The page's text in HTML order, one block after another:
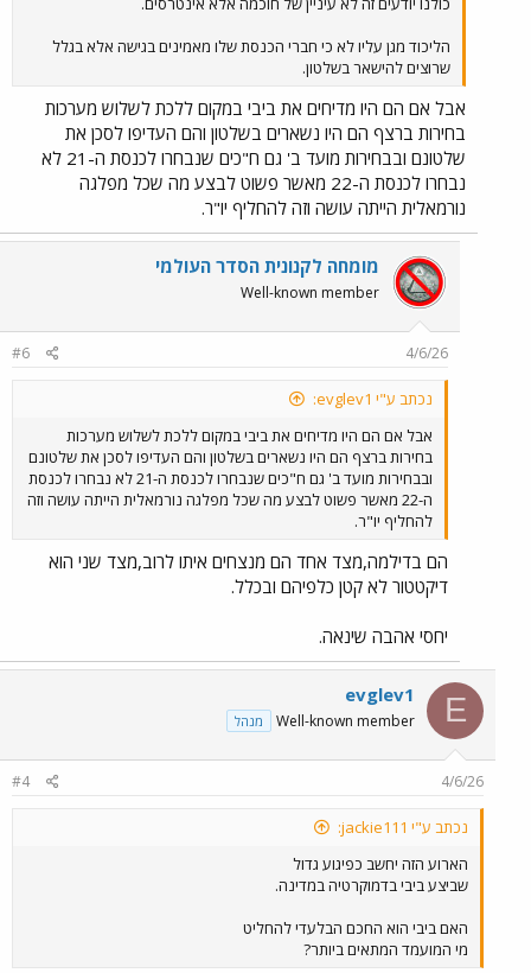
הליכוד מגן עליו לא כי חברי הכנסת שלו מאמינים בגישה אלא בגלל
שרוצים להישאר בשלטון.
אבל אם הם היו מדיחים את ביבי במקום ללכת לשלוש מערכות
בחירות ברצף הם היו נשארים בשלטון והם העדיפו לסכן את
שלטונם ובבחירות מועד ב' גם ח"כים שנבחרו לכנסת ה-21 לא
נבחרו לכנסת ה-22 מאשר פשוט לבצע מה שכל מפלגה
נורמאלית הייתה עושה וזה להחליף יו"ר.
מומחה לקנונית הסדר העולמי
Well-known member
4/6/26
#6
נכתב ע"י evglev1:
אבל אם הם היו מדיחים את ביבי במקום ללכת לשלוש מערכות
בחירות ברצף הם היו נשארים בשלטון והם העדיפו לסכן את שלטונם
ובבחירות מועד ב' גם ח"כים שנבחרו לכנסת ה-21 לא נבחרו לכנסת
ה-22 מאשר פשוט לבצע מה שכל מפלגה נורמאלית הייתה עושה וזה
להחליף יו"ר.
הם בדילמה,מצד אחד הם מנצחים איתו לרוב,מצד שני הוא
דיקטטור לא קטן כלפיהם ובכלל.
יחסי אהבה שינאה.
E
evglev1
Well-known member מנהל
4/6/26
#4
נכתב ע"י jackie111:
הארוע הזה יחשב כפיגוע גדול
שביצע ביבי בדמוקרטיה במדינה.
האם ביבי הוא החכם הבלעדי להחליט
מי המועמד המתאים ביותר?